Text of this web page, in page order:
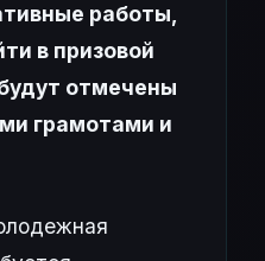
работы,
в призовой
отмечены
грамотами и